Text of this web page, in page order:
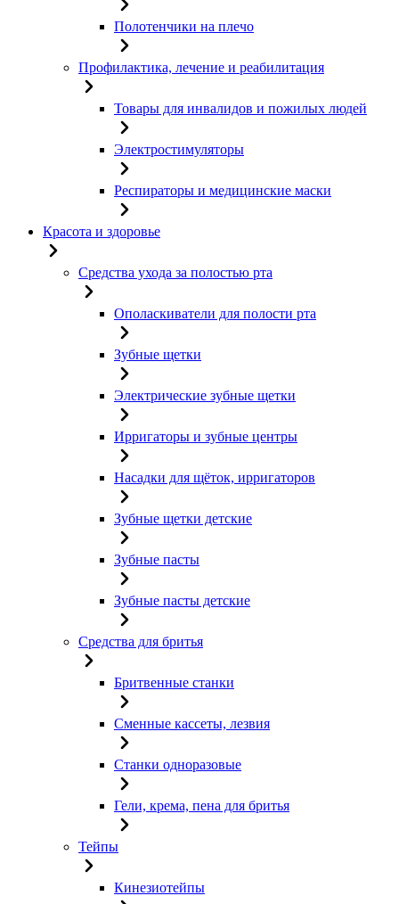
Полотенчики на плечо
Профилактика, лечение и реабилитация
Товары для инвалидов и пожилых людей
Электростимуляторы
Респираторы и медицинские маски
Красота и здоровье
Средства ухода за полостью рта
Ополаскиватели для полости рта
Зубные щетки
Электрические зубные щетки
Ирригаторы и зубные центры
Насадки для щёток, ирригаторов
Зубные щетки детские
Зубные пасты
Зубные пасты детские
Средства для бритья
Бритвенные станки
Сменные кассеты, лезвия
Станки одноразовые
Гели, крема, пена для бритья
Тейпы
Кинезиотейпы